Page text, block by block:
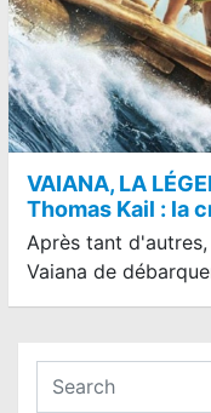
VAIANA, LA
Thomas Kail : la
Après tant
Vaiana de